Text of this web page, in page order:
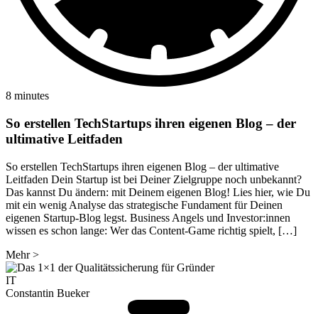
8 minutes
So erstellen TechStartups ihren eigenen Blog – der
ultimative Leitfaden
So erstellen TechStartups ihren eigenen Blog – der ultimative
Leitfaden Dein Startup ist bei Deiner Zielgruppe noch unbekannt?
Das kannst Du ändern: mit Deinem eigenen Blog! Lies hier, wie Du
mit ein wenig Analyse das strategische Fundament für Deinen
eigenen Startup-Blog legst. Business Angels und Investor:innen
wissen es schon lange: Wer das Content-Game richtig spielt, […]
Mehr>
IT
Constantin Bueker